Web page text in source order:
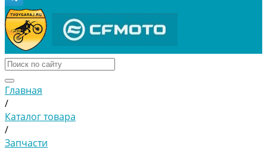
Главная
/
Каталог товара
/
Запчасти